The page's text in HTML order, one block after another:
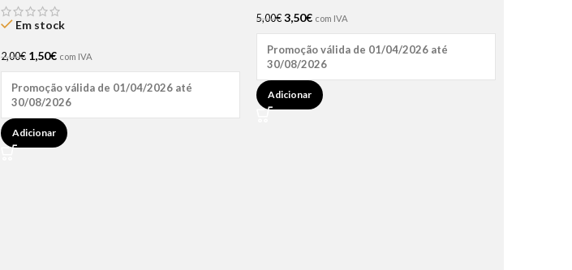
Em stock
2,00€ 1,50€ com IVA
Promoção válida de 01/04/2026 até
30/08/2026
Adicionar
5,00€ 3,50€ com IVA
Promoção válida de 01/04/2026 até
30/08/2026
Adicionar